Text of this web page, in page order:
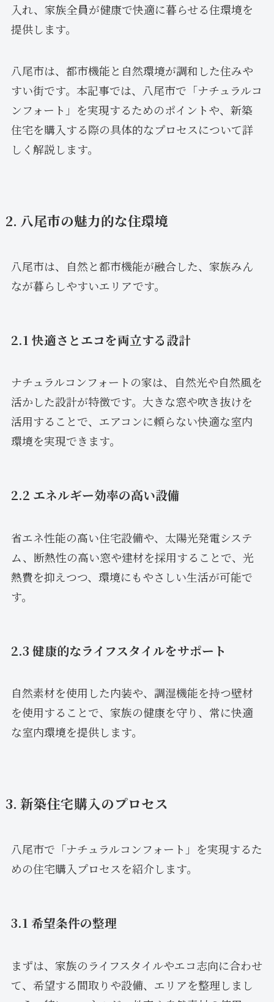
入れ、家族全員が健康で快適に暮らせる住環境を
提供します。
八尾市は、都市機能と自然環境が調和した住みや
すい街です。本記事では、八尾市で「ナチュラルコ
ンフォート」を実現するためのポイントや、新築
住宅を購入する際の具体的なプロセスについて詳
しく解説します。
2. 八尾市の魅力的な住環境
八尾市は、自然と都市機能が融合した、家族みん
なが暮らしやすいエリアです。
2.1 快適さとエコを両立する設計
ナチュラルコンフォートの家は、自然光や自然風を
活かした設計が特徴です。大きな窓や吹き抜けを
活用することで、エアコンに頼らない快適な室内
環境を実現できます。
2.2 エネルギー効率の高い設備
省エネ性能の高い住宅設備や、太陽光発電システ
ム、断熱性の高い窓や建材を採用することで、光
熱費を抑えつつ、環境にもやさしい生活が可能で
す。
2.3 健康的なライフスタイルをサポート
自然素材を使用した内装や、調湿機能を持つ壁材
を使用することで、家族の健康を守り、常に快適
な室内環境を提供します。
3. 新築住宅購入のプロセス
八尾市で「ナチュラルコンフォート」を実現するた
めの住宅購入プロセスを紹介します。
3.1 希望条件の整理
まずは、家族のライフスタイルやエコ志向に合わせ
て、希望する間取りや設備、エリアを整理しまし